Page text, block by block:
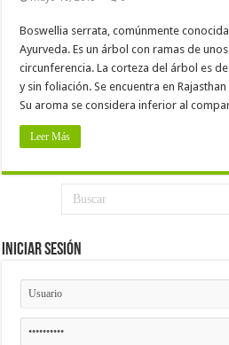
Boswellia serrata, comúnmente
Ayurveda. Es un árbol con ramas de
circunferencia. La corteza del árbol es
y sin foliación. Se encuentra en
Su aroma se considera inferior al
Leer Más
Iniciar Sesión